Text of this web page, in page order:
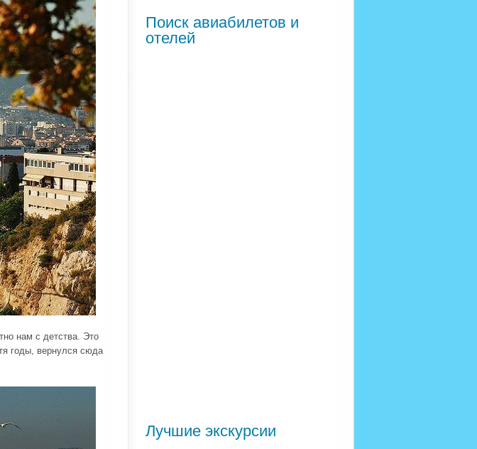
нам с детства. Это
годы, вернулся сюда
Поиск авиабилетов и
отелей
Лучшие экскурсии